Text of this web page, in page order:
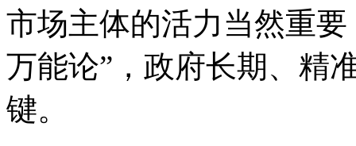
市场主体的活力当然重
万能论”，政府长期、精
键。